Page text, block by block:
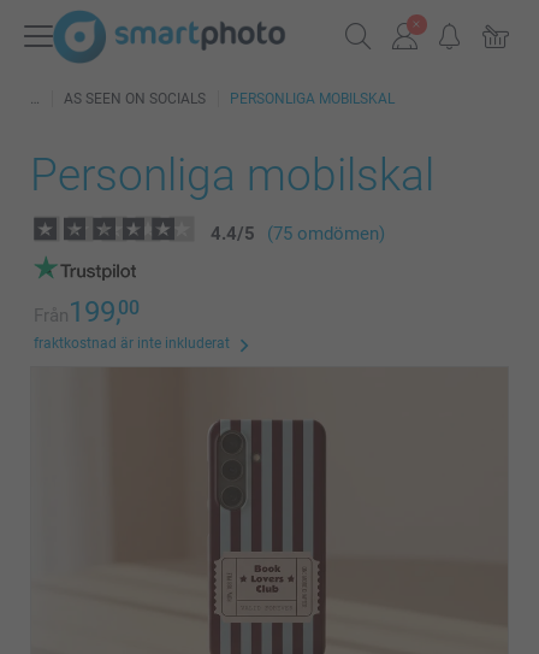
AS SEEN ON SOCIALS PERSONLIGA MOBILSKAL
Personliga mobilskal
4.4/5 (75 omdömen)
Från199,00
fraktkostnad är inte inkluderat